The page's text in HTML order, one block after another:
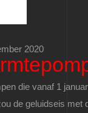
2020
die vanaf 1
de geluidseis